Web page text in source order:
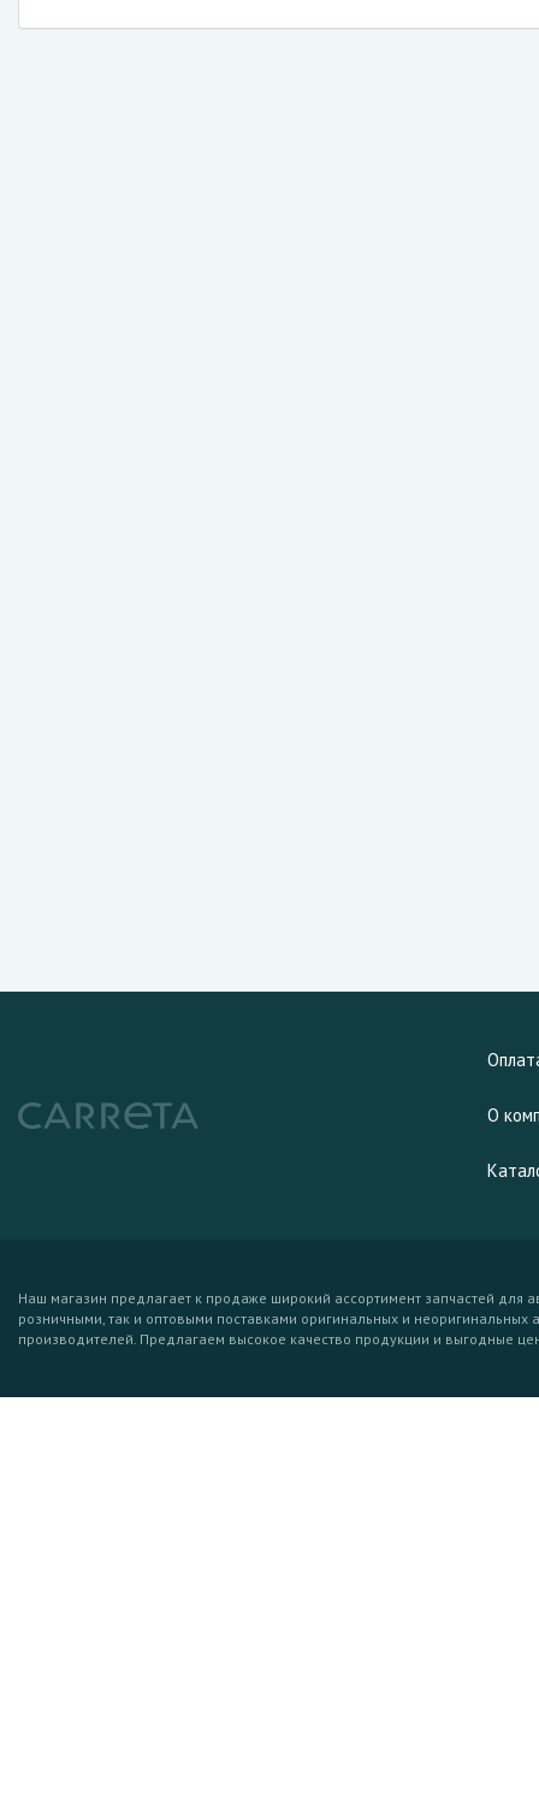
О
Наш магазин предлагает к продаже широкий ассортимент запчастей для
розничными, так и оптовыми поставками оригинальных и неоригинальных
производителей. Предлагаем высокое качество продукции и выгодные